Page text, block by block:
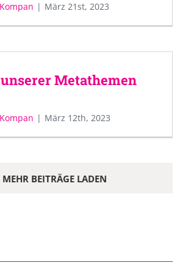
| März 21st, 2023
Metathemen
| März 12th, 2023
MEHR BEITRÄGE LADEN